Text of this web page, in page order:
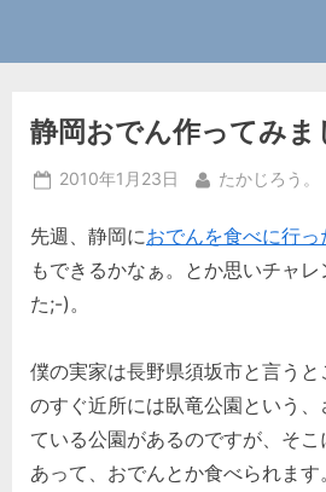
静岡おでん作ってみま
Posted
2010年1月23日 By
たかじろう。
先週、静岡におでんを食べに行っ
もできるかなぁ。とか思いチャ
た;-)。
僕の実家は長野県須坂市と言う
のすぐ近所には臥竜公園という
ている公園があるのですが、そ
あって、おでんとか食べられま